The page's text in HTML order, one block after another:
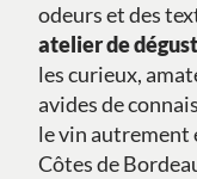
odeurs et des
atelier de
les curieux,
avides de
le vin autrement
Côtes de